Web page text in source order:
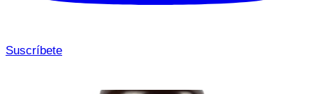
Suscríbete